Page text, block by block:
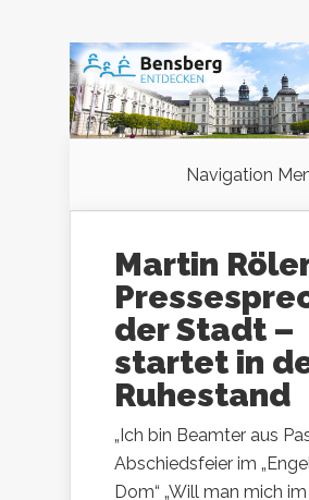
Navigation
Martin
der Stadt –
startet in
Ruhestand
„Ich bin Beamter aus
Abschiedsfeier im
Dom“ „Will man mich